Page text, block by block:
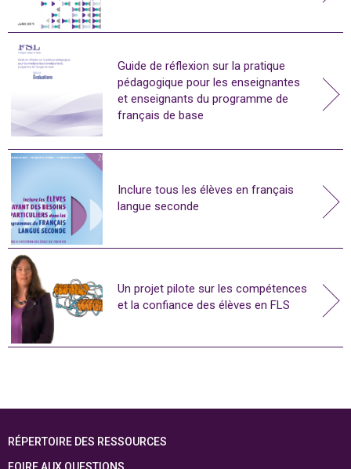
Guide de réflexion sur la pratique
pédagogique pour les enseignantes
et enseignants du programme de
français de base
Inclure tous les élèves en français
langue seconde
Un projet pilote sur les compétences
et la confiance des élèves en FLS
RÉPERTOIRE DES RESSOURCES